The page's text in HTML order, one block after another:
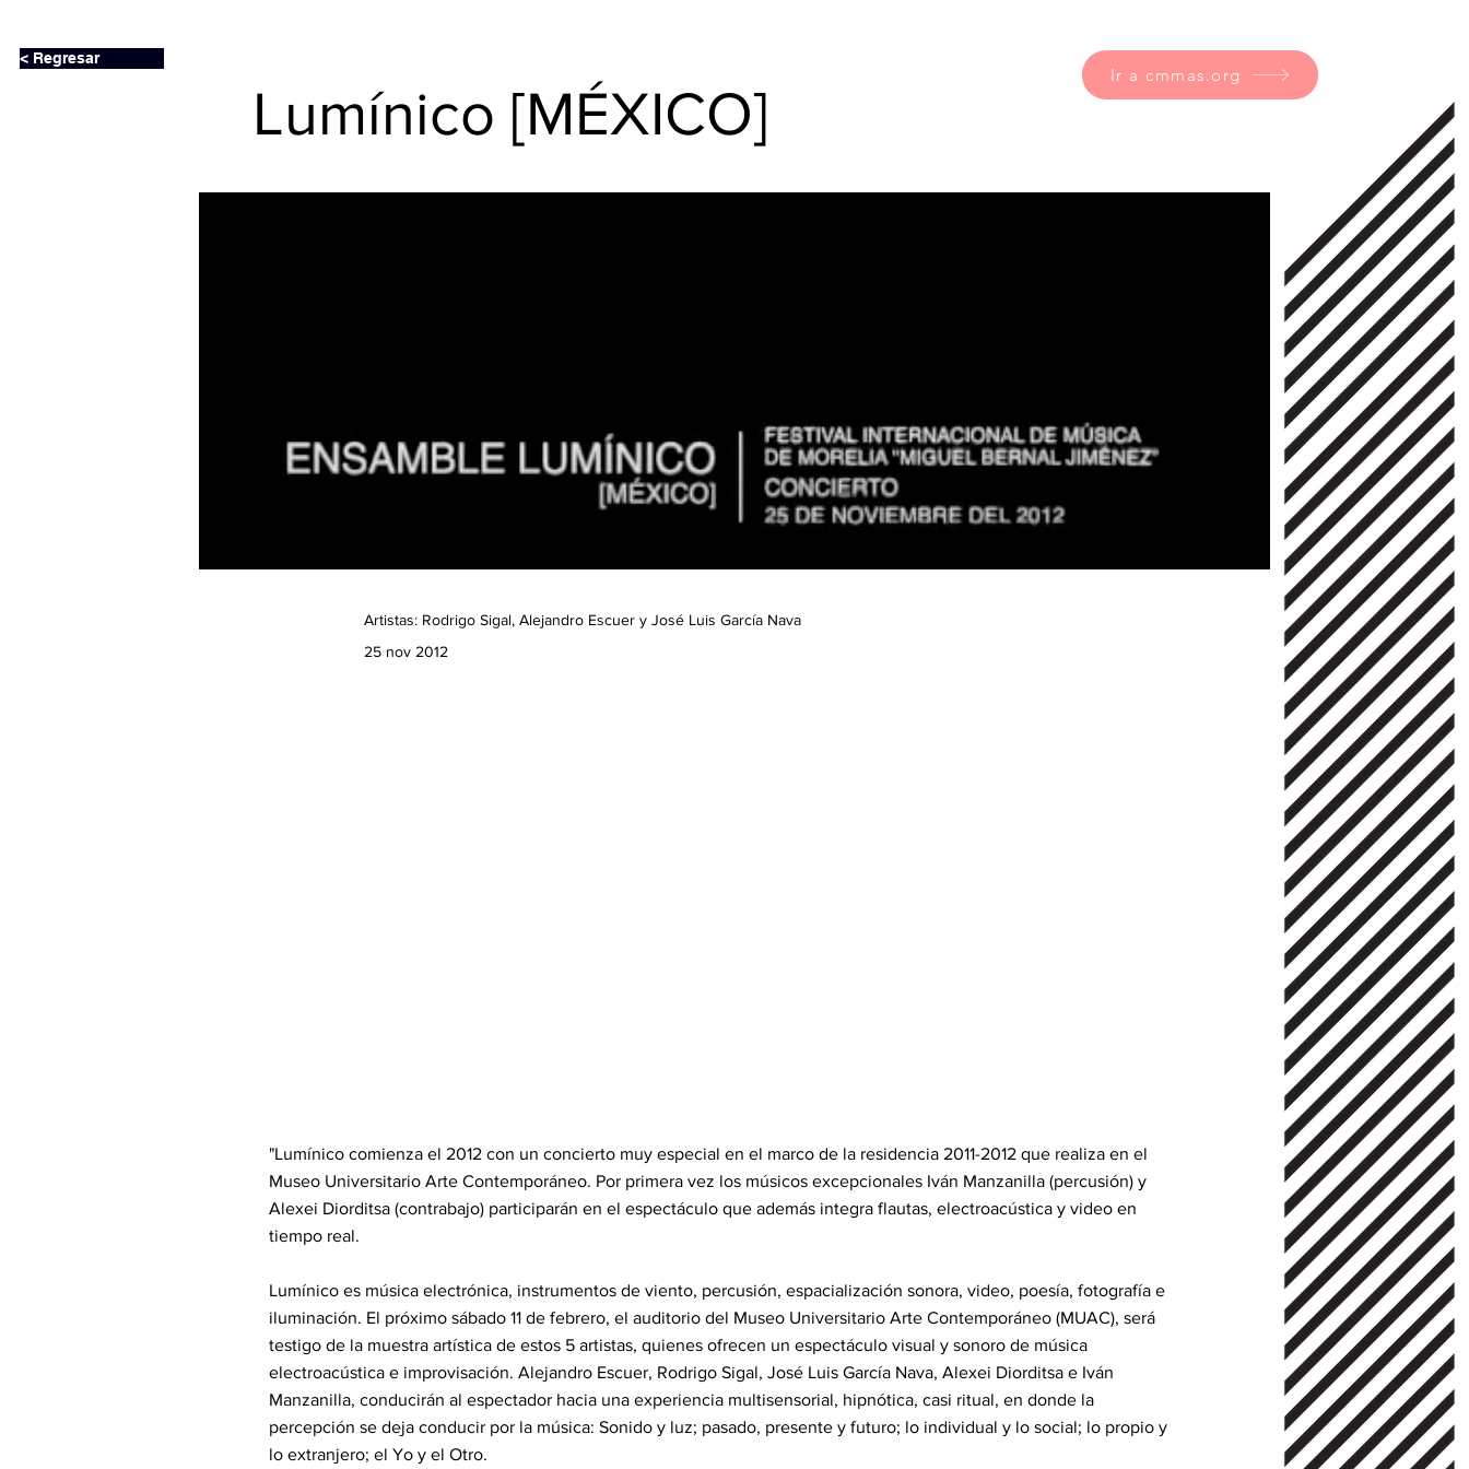
Ir a cmmas.org
< Regresar
Lumínico [MÉXICO]
Artistas: Rodrigo Sigal, Alejandro Escuer y José Luis García Nava
25 nov 2012
"Lumínico comienza el 2012 con un concierto muy especial en el marco de la residencia 2011-2012 que realiza en el
Museo Universitario Arte Contemporáneo. Por primera vez los músicos excepcionales Iván Manzanilla (percusión) y
Alexei Diorditsa (contrabajo) participarán en el espectáculo que además integra flautas, electroacústica y video en
tiempo real.
Lumínico es música electrónica, instrumentos de viento, percusión, espacialización sonora, video, poesía, fotografía e
iluminación. El próximo sábado 11 de febrero, el auditorio del Museo Universitario Arte Contemporáneo (MUAC), será
testigo de la muestra artística de estos 5 artistas, quienes ofrecen un espectáculo visual y sonoro de música
electroacústica e improvisación. Alejandro Escuer, Rodrigo Sigal, José Luis García Nava, Alexei Diorditsa e Iván
Manzanilla, conducirán al espectador hacia una experiencia multisensorial, hipnótica, casi ritual, en donde la
percepción se deja conducir por la música: Sonido y luz; pasado, presente y futuro; lo individual y lo social; lo propio y
lo extranjero; el Yo y el Otro.